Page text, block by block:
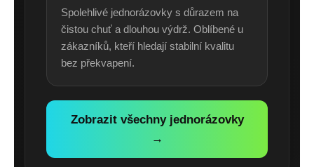
Spolehlivé jednorázovky s důrazem na
čistou chuť a dlouhou výdrž. Oblíbené u
zákazníků, kteří hledají stabilní kvalitu
bez překvapení.
Zobrazit všechny jednorázovky
→